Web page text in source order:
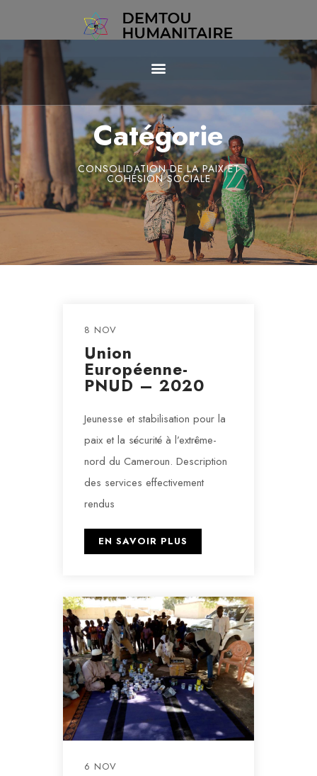
Catégorie
CONSOLIDATION DE LA PAIX ET
COHÉSION SOCIALE
8 NOV
Union
Européenne-
PNUD – 2020
Jeunesse et stabilisation pour la
paix et la sécurité à l’extrême-
nord du Cameroun. Description
des services effectivement
rendus
EN SAVOIR PLUS
6 NOV